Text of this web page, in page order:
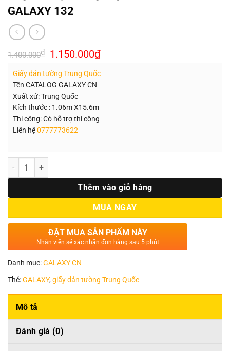
GALAXY 132
1.400.000₫ Giá
gốc
1.400.000₫.
1.150.000₫Giá
hiện
là:
Giấy dán tường Trung Quốc
Tên CATALOG GALAXY CN
Xuất xứ: Trung Quốc
Kích thước : 1.06m X15.6m
Thi công: Có hỗ trợ thi công
Liên hệ0777773622
Số lượng
Thêm vào giỏ hàng
MUA NGAY
ĐẶT MUA SẢN PHẨM NÀY
Nhân viên sẽ xác nhận đơn hàng sau 5 phút
Danh mục:GALAXY CN
Thẻ:GALAXY,giấy dán tường Trung Quốc
Mô tả
Đánh giá (0)